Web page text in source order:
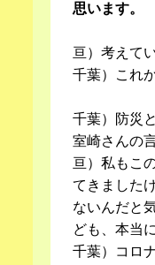
思います。
亘）考えて
千葉）これ
千葉）防災
室崎さんの
亘）私もこ
てきました
ないんだと
ども、本当
千葉）コロ